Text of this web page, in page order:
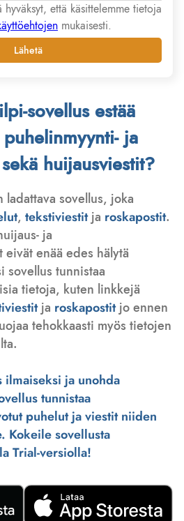
että käsittelemme tietoja
mukaisesti.
Lähetä
sovellus estää
ja
huijausviestit?
sovellus, joka
, tekstiviestitja roskapostit.
ja
enää edes hälytä
sovellus tunnistaa
tietoja, kuten linkkejä
ja roskapostitjo ennen
tehokkaasti myös tietojen
ilmaiseksi ja unohda
tunnistaa
puhelut ja viestit niiden
Kokeile sovellusta
Trial-versiolla!